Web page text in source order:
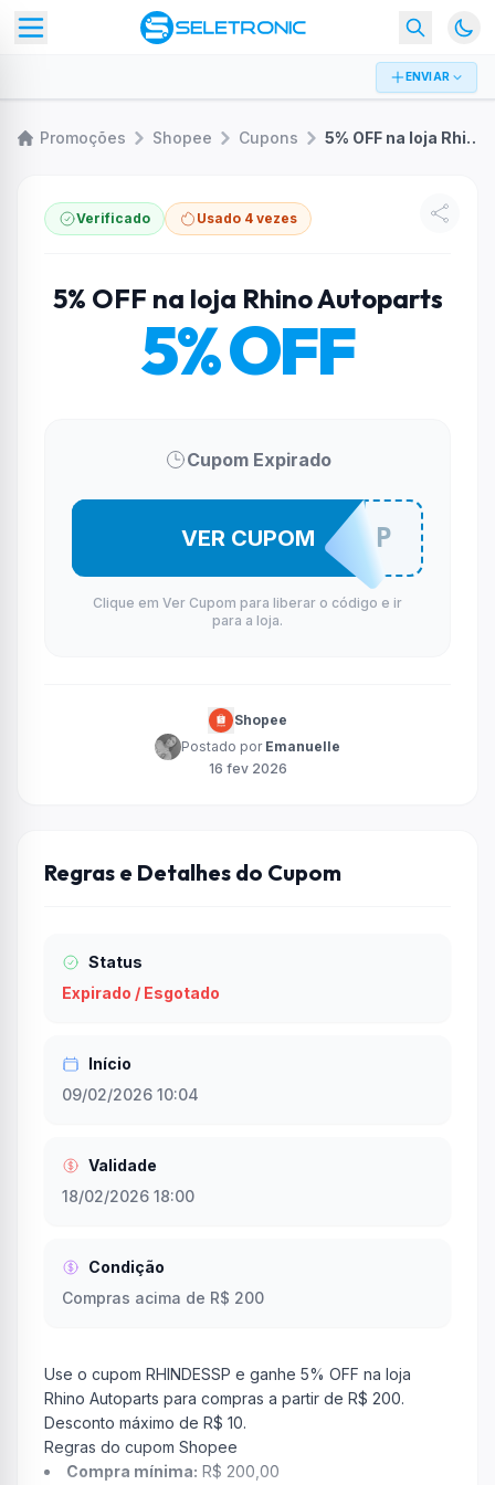
ENVIAR
Promoções Shopee Cupons 5% OFF na loja Rhino Autoparts
Verificado Usado 4 vezes
5% OFF na loja Rhino Autoparts
5% OFF
Cupom Expirado
RHINDESSP
VER CUPOM
Clique em Ver Cupom para liberar o código e ir
para a loja.
Shopee
Postado por Emanuelle
16 fev 2026
Regras e Detalhes do Cupom
Status
Expirado / Esgotado
Início
09/02/2026 10:04
Validade
18/02/2026 18:00
Condição
Compras acima de R$ 200
Use o cupom RHINDESSP e ganhe 5% OFF na loja
Rhino Autoparts para compras a partir de R$ 200.
Desconto máximo de R$ 10.
Regras do cupom Shopee
Compra mínima: R$ 200,00